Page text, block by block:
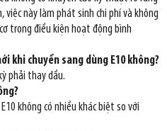
việc này làm phát sinh chi phí và không
trong điều kiện hoạt động bình
khi chuyển sang dùng E10 không?
phải thay dầu.
không có nhiều khác biệt so với